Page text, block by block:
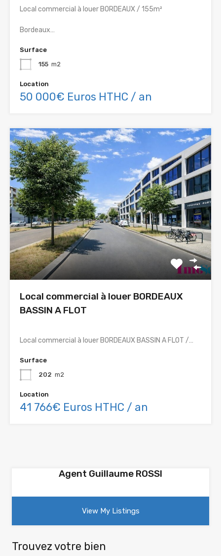
Local commercial à louer BORDEAUX / 155m²
Bordeaux…
Surface
155 m2
Location
50 000€ Euros HTHC / an
Local commercial à louer BORDEAUX
BASSIN A FLOT
Local commercial à louer BORDEAUX BASSIN A FLOT /…
Surface
202 m2
Location
41 766€ Euros HTHC / an
Agent Guillaume ROSSI
View My Listings
Trouvez votre bien